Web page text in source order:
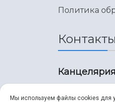
Политика
Контакты
Канцелярия
Мы используем файлы cookies для